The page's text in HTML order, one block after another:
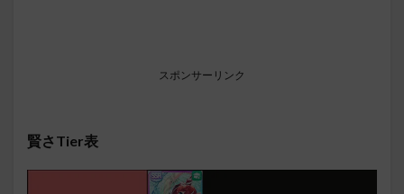
スポンサーリンク
賢さTier表